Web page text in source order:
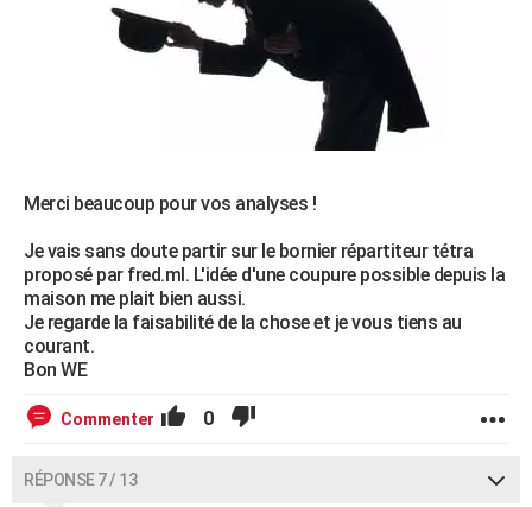
Merci beaucoup pour vos analyses !
Je vais sans doute partir sur le bornier répartiteur tétra
proposé par fred.ml. L'idée d'une coupure possible depuis la
maison me plait bien aussi.
Je regarde la faisabilité de la chose et je vous tiens au
courant.
Bon WE
Commenter 0
RÉPONSE 7 / 13